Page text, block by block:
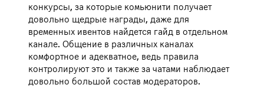
конкурсы, за которые комьюнити получает
довольно щедрые награды, даже для
временных ивентов найдется гайд в отдельном
канале. Общение в различных каналах
комфортное и адекватное, ведь правила
контролируют это и также за чатами наблюдает
довольно большой состав модераторов.